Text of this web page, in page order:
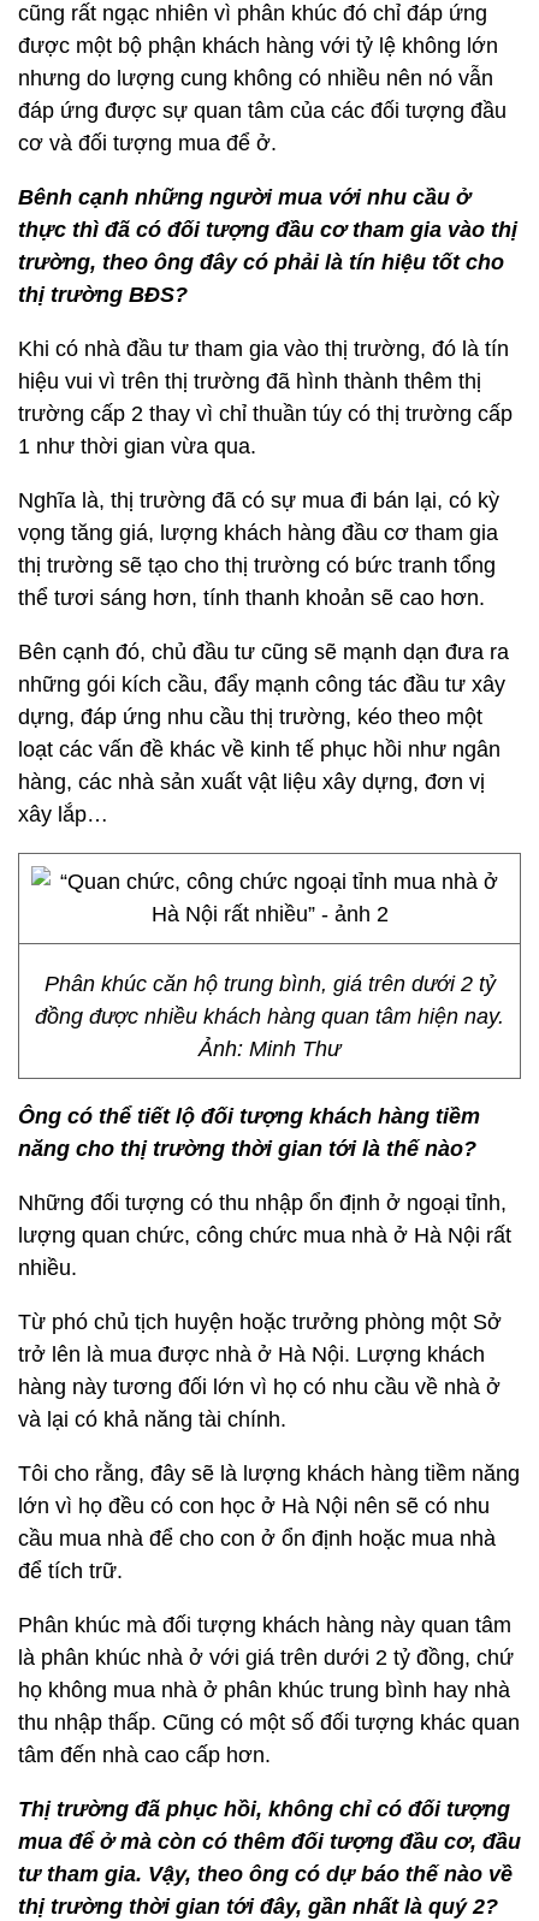
cũng rất ngạc nhiên vì phân khúc đó chỉ đáp ứng
được một bộ phận khách hàng với tỷ lệ không lớn
nhưng do lượng cung không có nhiều nên nó vẫn
đáp ứng được sự quan tâm của các đối tượng đầu
cơ và đối tượng mua để ở.
Bênh cạnh những người mua với nhu cầu ở
thực thì đã có đối tượng đầu cơ tham gia vào thị
trường, theo ông đây có phải là tín hiệu tốt cho
thị trường BĐS?
Khi có nhà đầu tư tham gia vào thị trường, đó là tín
hiệu vui vì trên thị trường đã hình thành thêm thị
trường cấp 2 thay vì chỉ thuần túy có thị trường cấp
1 như thời gian vừa qua.
Nghĩa là, thị trường đã có sự mua đi bán lại, có kỳ
vọng tăng giá, lượng khách hàng đầu cơ tham gia
thị trường sẽ tạo cho thị trường có bức tranh tổng
thể tươi sáng hơn, tính thanh khoản sẽ cao hơn.
Bên cạnh đó, chủ đầu tư cũng sẽ mạnh dạn đưa ra
những gói kích cầu, đẩy mạnh công tác đầu tư xây
dựng, đáp ứng nhu cầu thị trường, kéo theo một
loạt các vấn đề khác về kinh tế phục hồi như ngân
hàng, các nhà sản xuất vật liệu xây dựng, đơn vị
xây lắp…
Phân khúc căn hộ trung bình, giá trên dưới 2 tỷ
đồng được nhiều khách hàng quan tâm hiện nay.
Ảnh: Minh Thư
Ông có thể tiết lộ đối tượng khách hàng tiềm
năng cho thị trường thời gian tới là thế nào?
Những đối tượng có thu nhập ổn định ở ngoại tỉnh,
lượng quan chức, công chức mua nhà ở Hà Nội rất
nhiều.
Từ phó chủ tịch huyện hoặc trưởng phòng một Sở
trở lên là mua được nhà ở Hà Nội. Lượng khách
hàng này tương đối lớn vì họ có nhu cầu về nhà ở
và lại có khả năng tài chính.
Tôi cho rằng, đây sẽ là lượng khách hàng tiềm năng
lớn vì họ đều có con học ở Hà Nội nên sẽ có nhu
cầu mua nhà để cho con ở ổn định hoặc mua nhà
để tích trữ.
Phân khúc mà đối tượng khách hàng này quan tâm
là phân khúc nhà ở với giá trên dưới 2 tỷ đồng, chứ
họ không mua nhà ở phân khúc trung bình hay nhà
thu nhập thấp. Cũng có một số đối tượng khác quan
tâm đến nhà cao cấp hơn.
Thị trường đã phục hồi, không chỉ có đối tượng
mua để ở mà còn có thêm đối tượng đầu cơ, đầu
tư tham gia. Vậy, theo ông có dự báo thế nào về
thị trường thời gian tới đây, gần nhất là quý 2?